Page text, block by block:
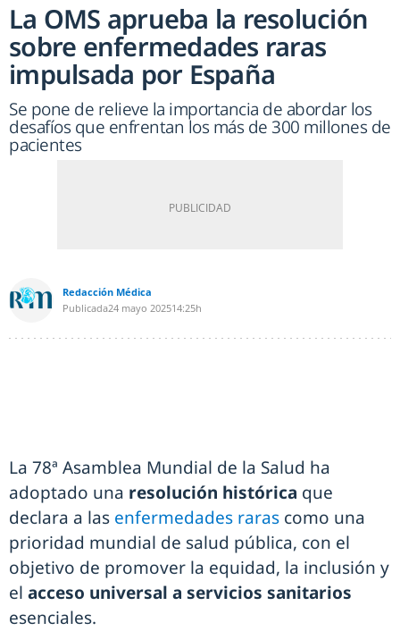
La OMS aprueba la resolución
sobre enfermedades raras
impulsada por España
Se pone de relieve la importancia de abordar los
desafíos que enfrentan los más de 300 millones de
pacientes
Redacción Médica
Publicada24 mayo 202514:25h
La 78ª Asamblea Mundial de la Salud ha
adoptado una resolución histórica que
declara a las enfermedades raras como una
prioridad mundial de salud pública, con el
objetivo de promover la equidad, la inclusión y
el acceso universal a servicios sanitarios
esenciales.